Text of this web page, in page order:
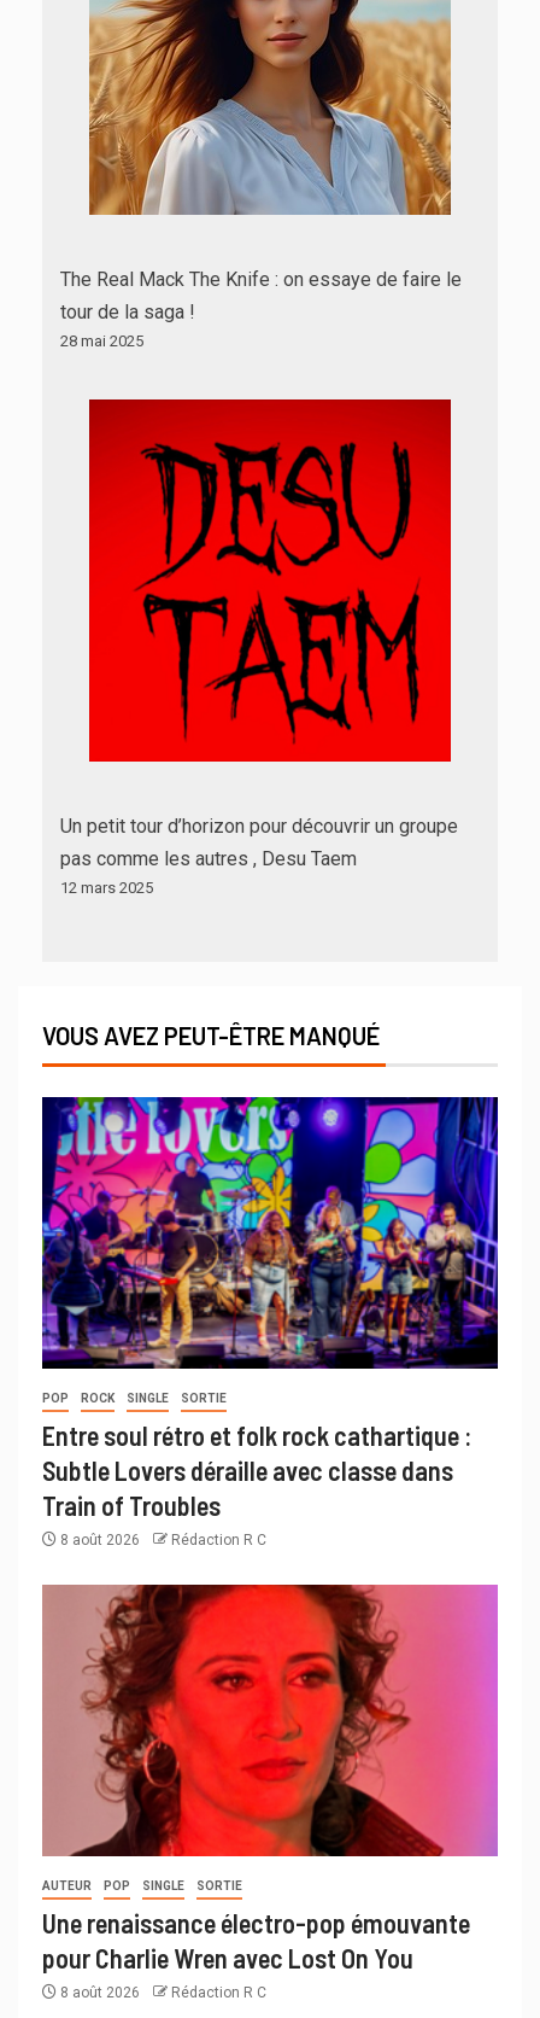
The Real Mack The Knife : on essaye de faire le
tour de la saga !
28 mai 2025
Un petit tour d’horizon pour découvrir un groupe
pas comme les autres , Desu Taem
12 mars 2025
VOUS AVEZ PEUT-ÊTRE MANQUÉ
POP ROCK SINGLE SORTIE
Entre soul rétro et folk rock cathartique :
Subtle Lovers déraille avec classe dans
Train of Troubles
8 août 2026 Rédaction R C
AUTEUR POP SINGLE SORTIE
Une renaissance électro-pop émouvante
pour Charlie Wren avec Lost On You
8 août 2026 Rédaction R C